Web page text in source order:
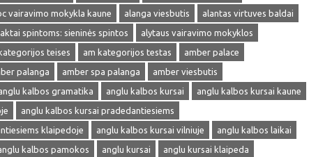
vairavimo mokykla kaune alanga viesbutis
alantas virtuves baldai
spintoms: sieninės spintos
alytaus vairavimo mokyklos
teises am kategorijos testas
amber palace
palanga amber spa palanga
amber viesbutis
kalbos gramatika anglu kalbos kursai
anglu kalbos kursai kaune
anglu kalbos kursai pradedantiesiems
klaipedoje
anglu kalbos kursai vilniuje
anglu kalbos laikai
kalbos pamokos anglu kursai anglu kursai klaipeda